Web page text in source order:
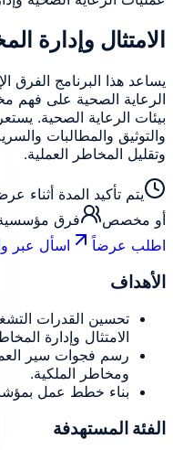
الامتثال وإدارة
يساعد هذا البرنامج الفرق
الرعاية الصحية على فهم
بيئات الرعاية الصحية.
والتوثيق والمطالبات
وتقليل المخاطر العملية.
يتم تأكيد المدة أثناء
أو مخصص
فرق
اطلب عرضاً
اسأل عبر
الأهداف
تحسين القدرات
الامتثال وإدارة
رسم فجوات سير
ومخاطر الملكية.
بناء خطط عمل
الفئة المستهدفة